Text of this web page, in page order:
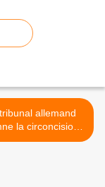
allemand
la circoncision
pour des motifs